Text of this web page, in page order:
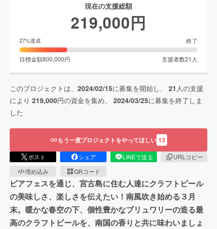
現在の支援総額
219,000円
27%達成 終了
目標金額800,000円 支援者数21 人
このプロジェクトは、 2024/02/15に募集を開始し、 21 人の支援
により 219,000円の資金を集め、 2024/03/25に募集を終了しま
した
もう一度プロジェクトをやってほしい 13
ポスト シェア LINEで送る
URLコピー
埋め込み
QRコード
ビアフェスを通じ、宮古島に住む人達にクラフトビール
の美味しさ、楽しさを伝えたい！南風吹き始める３月
末。暖かな春空の下、個性豊かなブリュワリーの造る最
高のクラフトビールを、南国の香りと共に味わいましょ